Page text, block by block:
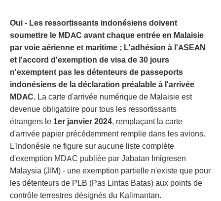
Oui - Les ressortissants indonésiens doivent
soumettre le MDAC avant chaque entrée en Malaisie
par voie aérienne et maritime ; L'adhésion à l'ASEAN
et l'accord d'exemption de visa de 30 jours
n'exemptent pas les détenteurs de passeports
indonésiens de la déclaration préalable à l'arrivée
MDAC. La carte d'arrivée numérique de Malaisie est
devenue obligatoire pour tous les ressortissants
étrangers le 1er janvier 2024, remplaçant la carte
d'arrivée papier précédemment remplie dans les avions.
L'Indonésie ne figure sur aucune liste complète
d'exemption MDAC publiée par Jabatan Imigresen
Malaysia (JIM) - une exemption partielle n'existe que pour
les détenteurs de PLB (Pas Lintas Batas) aux points de
contrôle terrestres désignés du Kalimantan.